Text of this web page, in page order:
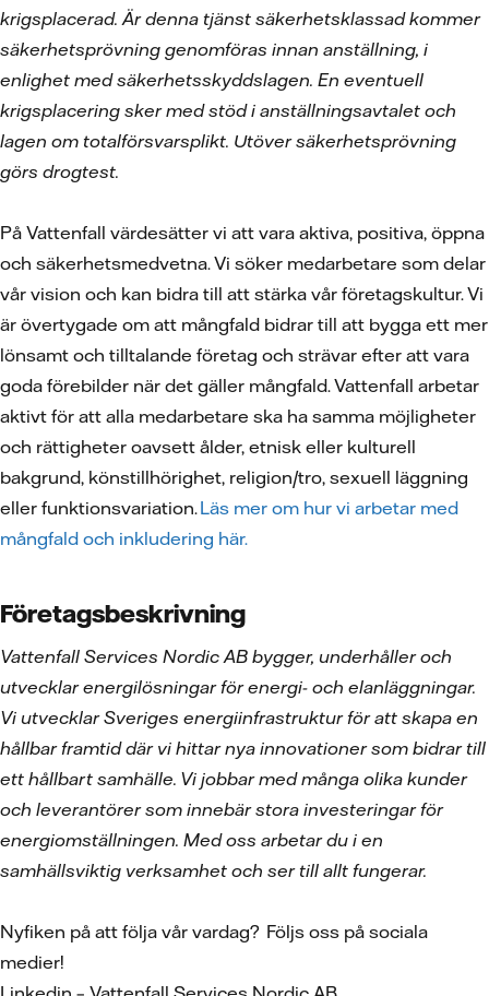
krigsplacerad. Är denna tjänst säkerhetsklassad kommer
säkerhetsprövning genomföras innan anställning, i
enlighet med säkerhetsskyddslagen. En eventuell
krigsplacering sker med stöd i anställningsavtalet och
lagen om totalförsvarsplikt. Utöver säkerhetsprövning
görs drogtest.
På Vattenfall värdesätter vi att vara aktiva, positiva, öppna
och säkerhetsmedvetna. Vi söker medarbetare som delar
vår vision och kan bidra till att stärka vår företagskultur. Vi
är övertygade om att mångfald bidrar till att bygga ett mer
lönsamt och tilltalande företag och strävar efter att vara
goda förebilder när det gäller mångfald. Vattenfall arbetar
aktivt för att alla medarbetare ska ha samma möjligheter
och rättigheter oavsett ålder, etnisk eller kulturell
bakgrund, könstillhörighet, religion/tro, sexuell läggning
eller funktionsvariation.Läs mer om hur vi arbetar med
mångfald och inkludering här.
Företagsbeskrivning
Vattenfall Services Nordic AB bygger, underhåller och
utvecklar energilösningar för energi- och elanläggningar.
Vi utvecklar Sveriges energiinfrastruktur för att skapa en
hållbar framtid där vi hittar nya innovationer som bidrar till
ett hållbart samhälle. Vi jobbar med många olika kunder
och leverantörer som innebär stora investeringar för
energiomställningen. Med oss arbetar du i en
samhällsviktig verksamhet och ser till allt fungerar.
Nyfiken på att följa vår vardag? Följs oss på sociala
medier!